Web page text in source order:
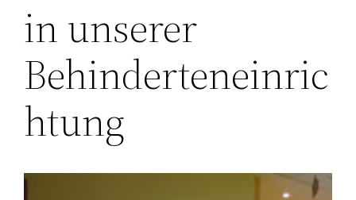
in unserer
Behinderteneinric
htung